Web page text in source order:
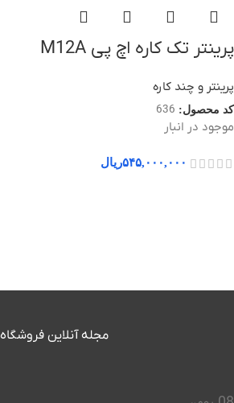
پرینتر تک کاره اچ پی M12A
پرینتر و چند کاره
کد محصول: 636
موجود در انبار
۵۴۵,۰۰۰,۰۰۰ریال
مجله آنلاین فروشگاه